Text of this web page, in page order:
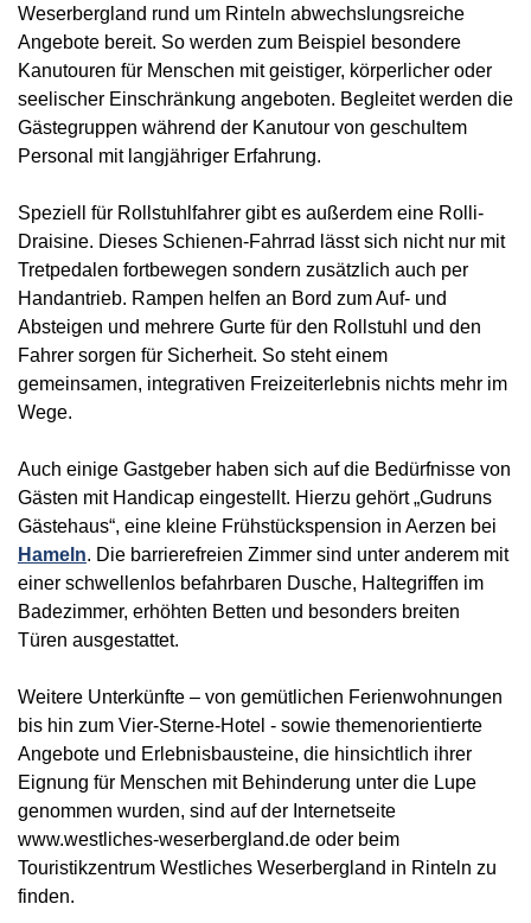
Weserbergland rund um Rinteln abwechslungsreiche
Angebote bereit. So werden zum Beispiel besondere
Kanutouren für Menschen mit geistiger, körperlicher oder
seelischer Einschränkung angeboten. Begleitet werden die
Gästegruppen während der Kanutour von geschultem
Personal mit langjähriger Erfahrung.
Speziell für Rollstuhlfahrer gibt es außerdem eine Rolli-
Draisine. Dieses Schienen-Fahrrad lässt sich nicht nur mit
Tretpedalen fortbewegen sondern zusätzlich auch per
Handantrieb. Rampen helfen an Bord zum Auf- und
Absteigen und mehrere Gurte für den Rollstuhl und den
Fahrer sorgen für Sicherheit. So steht einem
gemeinsamen, integrativen Freizeiterlebnis nichts mehr im
Wege.
Auch einige Gastgeber haben sich auf die Bedürfnisse von
Gästen mit Handicap eingestellt. Hierzu gehört „Gudruns
Gästehaus“, eine kleine Frühstückspension in Aerzen bei
Hameln. Die barrierefreien Zimmer sind unter anderem mit
einer schwellenlos befahrbaren Dusche, Haltegriffen im
Badezimmer, erhöhten Betten und besonders breiten
Türen ausgestattet.
Weitere Unterkünfte – von gemütlichen Ferienwohnungen
bis hin zum Vier-Sterne-Hotel - sowie themenorientierte
Angebote und Erlebnisbausteine, die hinsichtlich ihrer
Eignung für Menschen mit Behinderung unter die Lupe
genommen wurden, sind auf der Internetseite
www.westliches-weserbergland.de oder beim
Touristikzentrum Westliches Weserbergland in Rinteln zu
finden.